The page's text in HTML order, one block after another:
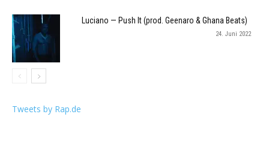
Luciano — Push It (prod. Geenaro & Ghana Beats)
24. Juni 2022
Tweets by Rap.de